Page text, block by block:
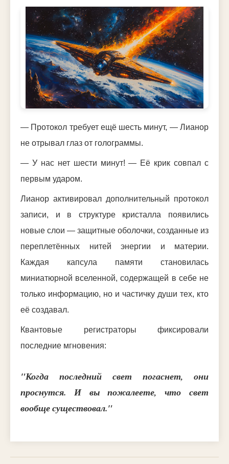
— Протокол требует ещё шесть минут, — Лианор
не отрывал глаз от голограммы.
— У нас нет шести минут! — Её крик совпал с
первым ударом.
Лианор активировал дополнительный протокол
записи, и в структуре кристалла появились
новые слои — защитные оболочки, созданные из
переплетённых нитей энергии и материи.
Каждая капсула памяти становилась
миниатюрной вселенной, содержащей в себе не
только информацию, но и частичку души тех, кто
её создавал.
Квантовые регистраторы фиксировали
последние мгновения:
"Когда последний свет погаснет, они
проснутся. И вы пожалеете, что свет
вообще существовал."